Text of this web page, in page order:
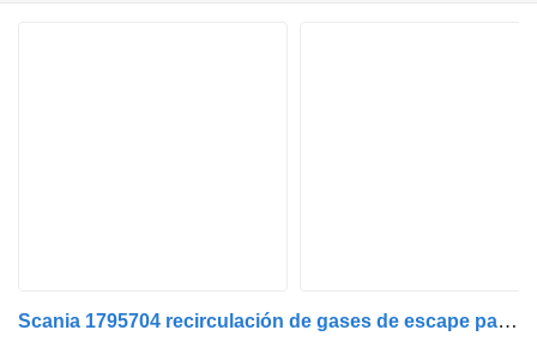
Scania 1795704 recirculación de gases de escape para Scania P, G, R, T cabeza tractora